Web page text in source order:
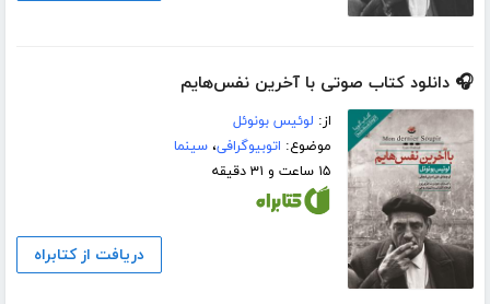
🎧 دانلود کتاب صوتی با آخرین نفس‌هایم
از: لوئیس بونوئل
موضوع: اتوبیوگرافی،سینما
۱۵ ساعت و ۳۱ دقیقه
دریافت از کتابراه